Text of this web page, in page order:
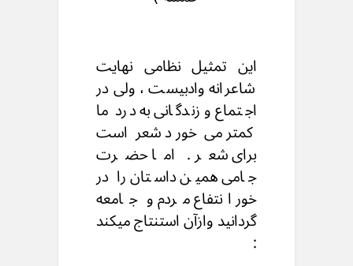
این تمثیل نظامی نهایت
شاعرانه وادبیست ، ولی در
اجتماع و زندگانی به درد ما
کمتر می خورد شعر است
برای شعر . اما حضرت
جامی همین داستان را در
خور انتفاع مردم و جامعه
گردانید وازآن استنتاج میکند
: